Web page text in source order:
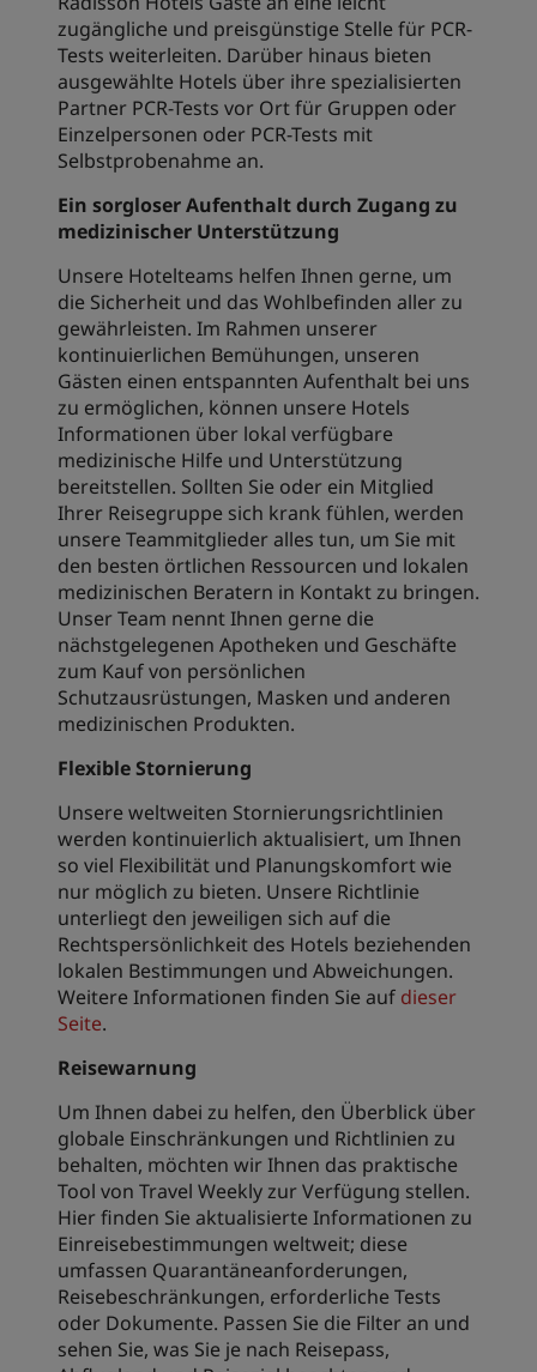
zugängliche und preisgünstige Stelle für PCR-
Tests weiterleiten. Darüber hinaus bieten
ausgewählte Hotels über ihre spezialisierten
Partner PCR-Tests vor Ort für Gruppen oder
Einzelpersonen oder PCR-Tests mit
Selbstprobenahme an.
Ein sorgloser Aufenthalt durch Zugang zu
medizinischer Unterstützung
Unsere Hotelteams helfen Ihnen gerne, um
die Sicherheit und das Wohlbefinden aller zu
gewährleisten. Im Rahmen unserer
kontinuierlichen Bemühungen, unseren
Gästen einen entspannten Aufenthalt bei uns
zu ermöglichen, können unsere Hotels
Informationen über lokal verfügbare
medizinische Hilfe und Unterstützung
bereitstellen. Sollten Sie oder ein Mitglied
Ihrer Reisegruppe sich krank fühlen, werden
unsere Teammitglieder alles tun, um Sie mit
den besten örtlichen Ressourcen und lokalen
medizinischen Beratern in Kontakt zu bringen.
Unser Team nennt Ihnen gerne die
nächstgelegenen Apotheken und Geschäfte
zum Kauf von persönlichen
Schutzausrüstungen, Masken und anderen
medizinischen Produkten.
Flexible Stornierung
Unsere weltweiten Stornierungsrichtlinien
werden kontinuierlich aktualisiert, um Ihnen
so viel Flexibilität und Planungskomfort wie
nur möglich zu bieten. Unsere Richtlinie
unterliegt den jeweiligen sich auf die
Rechtspersönlichkeit des Hotels beziehenden
lokalen Bestimmungen und Abweichungen.
Weitere Informationen finden Sie auf dieser
Seite.
Reisewarnung
Um Ihnen dabei zu helfen, den Überblick über
globale Einschränkungen und Richtlinien zu
behalten, möchten wir Ihnen das praktische
Tool von Travel Weekly zur Verfügung stellen.
Hier finden Sie aktualisierte Informationen zu
Einreisebestimmungen weltweit; diese
umfassen Quarantäneanforderungen,
Reisebeschränkungen, erforderliche Tests
oder Dokumente. Passen Sie die Filter an und
sehen Sie, was Sie je nach Reisepass,